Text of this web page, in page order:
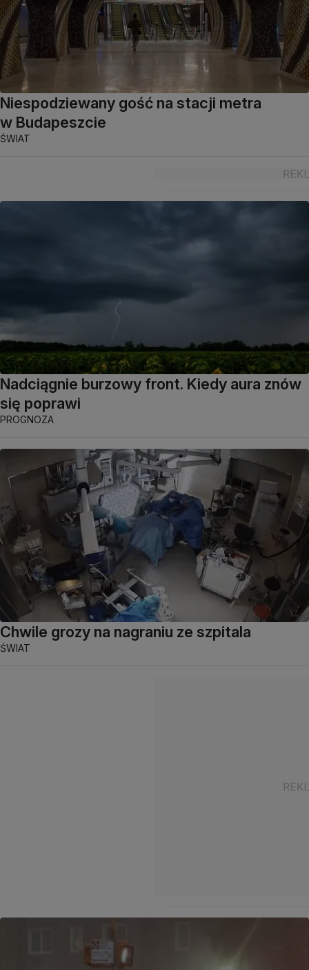
Niespodziewany gość na stacji metra
w Budapeszcie
ŚWIAT
Nadciągnie burzowy front. Kiedy aura znów
się poprawi
PROGNOZA
Chwile grozy na nagraniu ze szpitala
ŚWIAT